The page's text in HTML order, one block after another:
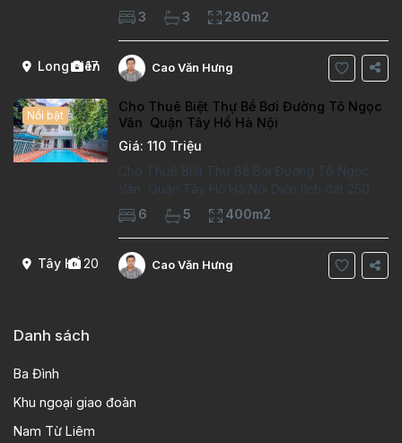
Long Biên
17
phòng làm việc Vị trí ý tưởng 10 phút đi bộ tới
trường việt pháp Ngôi nhà được thiết kế theo
kiểu phát cổ,trong khu dân
3 3 280m2
Cao Văn Hưng
Tây Hồ20
Nổi bật
Cho Thuê Biệt Thự Bể Bơi Đường Tô Ngọc
Vân Quận Tây Hồ Hà Nội
Giá: 110 Triệu
Cho Thuê Biệt Thự Bể Bơi Đường Tô Ngọc
Vân Quận Tây Hồ Hà Nội Diện tích đất 250m2
Diện tích xây dựng 100m2 Xây 4 tầng, 6
phòng ngủ 5 phòng tắm Tầng 1, , phòng
khách , phòng bếp-1wc Tầng 2, 2 phòng
6 5 400m2
Cao Văn Hưng
Danh sách
Ba Đình
Khu ngoại giao đoàn
Nam Từ Liêm